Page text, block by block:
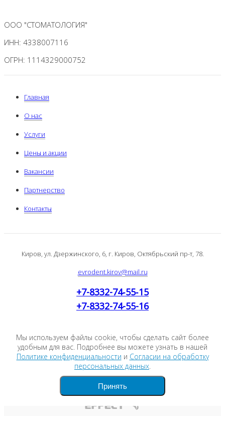
ООО "СТОМАТОЛОГИЯ"
ИНН: 4338007116
ОГРН: 1114329000752
Главная
О нас
Услуги
Цены и акции
Вакансии
Партнерство
Контакты
Киров, ул. Дзержинского, 6, г. Киров, Октябрьский пр-т, 78.
evrodent.kirov@mail.ru
+7-8332-74‑55‑15
+7-8332-74-55-16
Политика конфиденциальности
Согласие на обработку персональных данных
Создание сайта:
Мы используем файлы cookie, чтобы сделать сайт более
удобным для вас. Подробнее вы можете узнать в нашей
Политике конфиденциальности и Согласии на обработку
персональных данных.
Принять